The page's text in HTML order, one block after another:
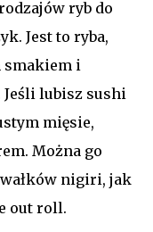
ryb do
Jest to ryba,
smakiem i
Jeśli lubisz sushi
mięsie,
Można go
nigiri, jak
out roll.